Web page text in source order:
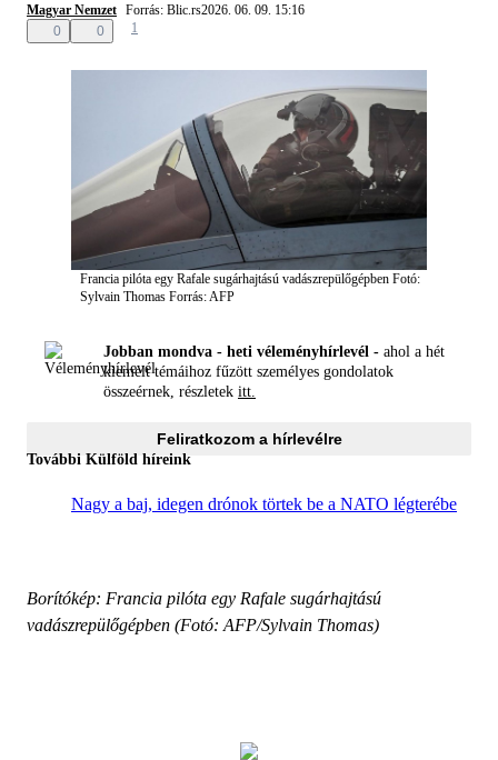
Magyar Nemzet Forrás: Blic.rs2026. 06. 09. 15:16
0
0 1
Francia pilóta egy Rafale sugárhajtású vadászrepülőgépben Fotó:
Sylvain Thomas Forrás: AFP
Jobban mondva - heti véleményhírlevél - ahol a hét
kiemelt témáihoz fűzött személyes gondolatok
összeérnek, részletek itt.
Feliratkozom a hírlevélre
További Külföld híreink
Nagy a baj, idegen drónok törtek be a NATO légterébe
Borítókép: Francia pilóta egy Rafale sugárhajtású
vadászrepülőgépben (Fotó: AFP/Sylvain Thomas)